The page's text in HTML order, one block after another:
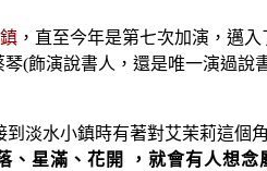
，直至今年是第七次加演，邁
(飾演說書人，還是唯一演過說
淡水小鎮時有著對艾茉莉這個
、星滿、花開 ， 就會有人想念